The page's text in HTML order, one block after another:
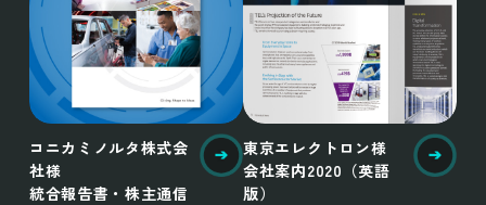
コニカミノルタ株式会
社様
統合報告書・株主通信
東京エレクトロン様
会社案内2020（英語
版）